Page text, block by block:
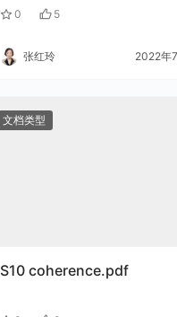
0 5
张红玲 2022年
文档类型
S10 coherence.pdf